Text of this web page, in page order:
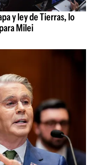
y ley de Tierras, lo
Milei